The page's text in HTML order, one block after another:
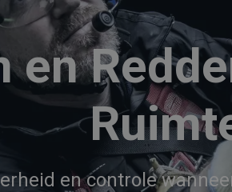
en
en controle